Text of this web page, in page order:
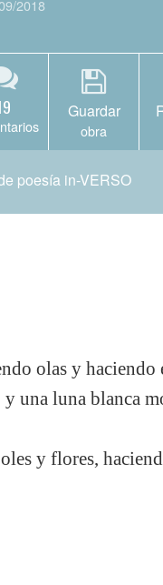
2018
Guardar
obra
poesía in-VERSO
olas y haciendo
una luna blanca
y flores,